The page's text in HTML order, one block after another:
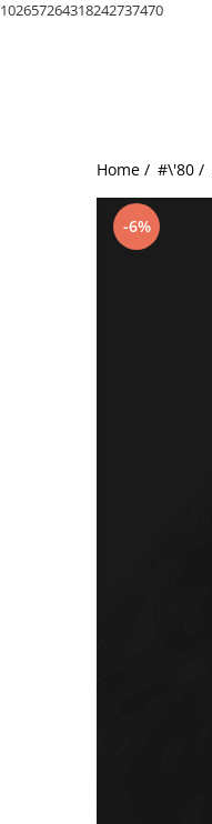
102657264318242737470
Home / #\'80 /
-6%